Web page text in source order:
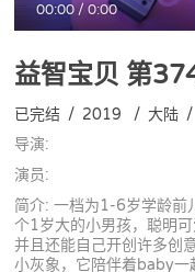
00:00/0:00
益智宝贝 第
已完结 / 2019 / 大陆 /
导演:
演员:
简介: 一档为1-6岁学龄前
个1岁大的小男孩，聪明
并且还能自己开创许多创
小灰象，它陪伴着baby一